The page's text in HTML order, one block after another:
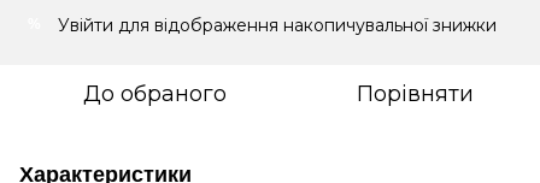
Увійти для відображення накопичувальної знижки
До обраного Порівняти
Характеристики